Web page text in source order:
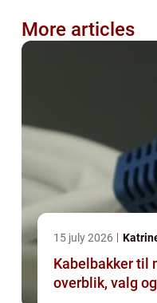
More articles
15 july 2026
Kabelbakker til
overblik, valg